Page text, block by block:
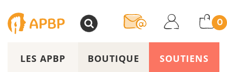
0
LES APBP BOUTIQUE SOUTIENS